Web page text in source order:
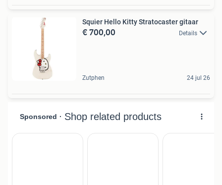
Squier Hello Kitty Stratocaster gitaar
€ 700,00 Details
Zutphen 24 jul 26